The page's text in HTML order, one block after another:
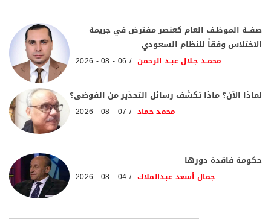
صفــة الموظـف العام كعنصر مفترض في جريمة
الاختلاس وفقاً للنظام السعودي
محمـد جـلال عبـد الرحمن 06 - 08 - 2026
لماذا الآن؟ ماذا تكشف رسائل التحذير من الفوضى؟
محمد حماد 07 - 08 - 2026
حكومة فاقدة دورها
جمال أسعد عبدالملاك 04 - 08 - 2026